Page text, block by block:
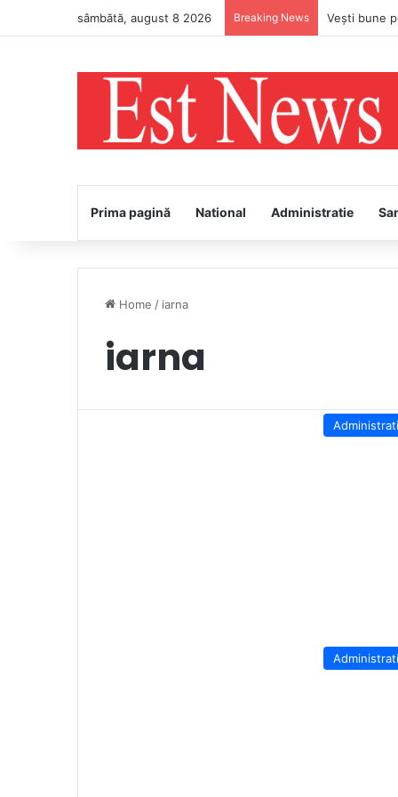
sâmbătă, august 8 2026 Breaking News
Prima pagină National Administratie
Home / iarna
iarna